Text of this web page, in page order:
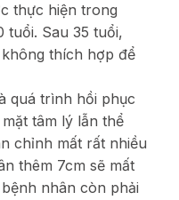
thực hiện trong
tuổi. Sau 35 tuổi,
thích hợp để
quá trình hồi phục
tâm lý lẫn thể
chỉnh mất rất nhiều
thêm 7cm sẽ mất
nhân còn phải